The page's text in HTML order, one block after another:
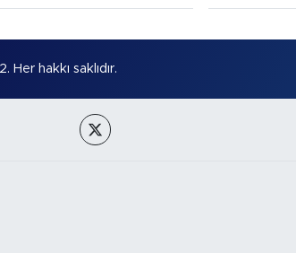
hakkı saklıdır.